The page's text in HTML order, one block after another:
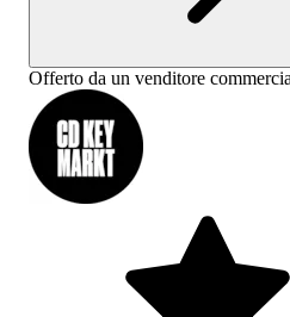
Offerto da un venditore